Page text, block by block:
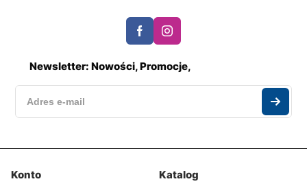
Newsletter: Nowości, Promocje,
Konto
Katalog